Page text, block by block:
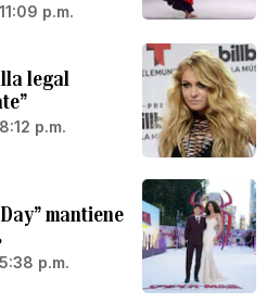
p.m.
legal
p.m.
mantiene
p.m.